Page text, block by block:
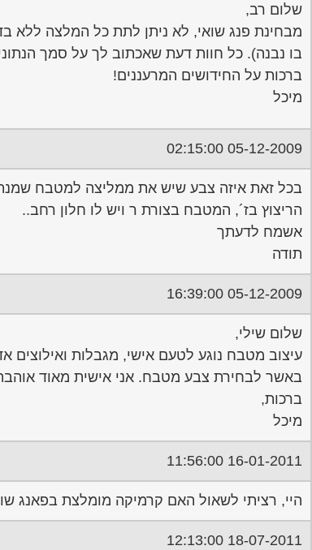
שלום רב,
מבחינת פנג שואי, לא ניתן לתת כל המלצה ללא
בו נבנה). כל חוות דעת שאכתוב לך על סמך
ברכות על החידושים המרעננים!
מיכל
05-12-2009 02:15:00
בכל זאת איזה צבע שיש את ממליצה למטבח
הריצוץ בז´, המטבח בצורת ר ויש לו חלון רחב..
אשמח לדעתך
תודה
05-12-2009 16:39:00
שלום שילי,
עיצוב מטבח נוגע לטעם אישי, מגבלות
באשר לבחירת צבע מטבח. אני אישית מאוד
ברכות,
מיכל
16-01-2011 11:56:00
היי, רציתי לשאול האם קרמיקה מומלצת בפאנג
18-07-2011 12:13:00